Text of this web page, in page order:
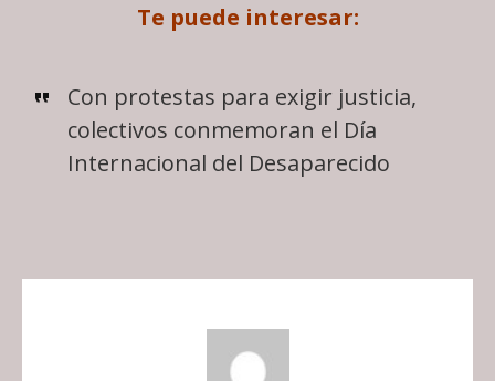
Te puede interesar:
Con protestas para exigir justicia,
colectivos conmemoran el Día
Internacional del Desaparecido